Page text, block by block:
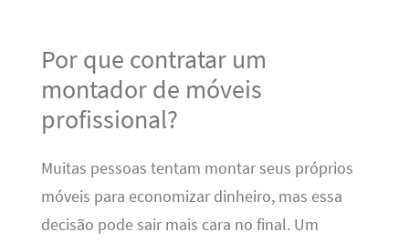
Por que contratar um
montador de móveis
profissional?
Muitas pessoas tentam montar seus próprios
móveis para economizar dinheiro, mas essa
decisão pode sair mais cara no final. Um